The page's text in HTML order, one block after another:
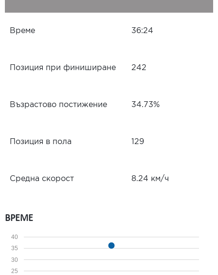
Време 36:24
Позиция при финиширане 242
Възрастово постижение 34.73%
Позиция в пола 129
Средна скорост 8.24 км/ч
ВРЕМЕ
25
30
35
40